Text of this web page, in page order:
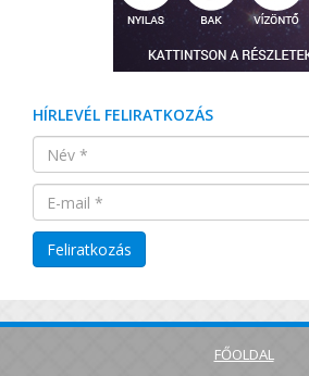
HÍRLEVÉL FELIRATKOZÁS
FŐOLDAL